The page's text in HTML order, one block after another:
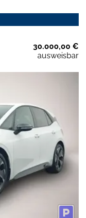
30.000,00 €
ausweisbar